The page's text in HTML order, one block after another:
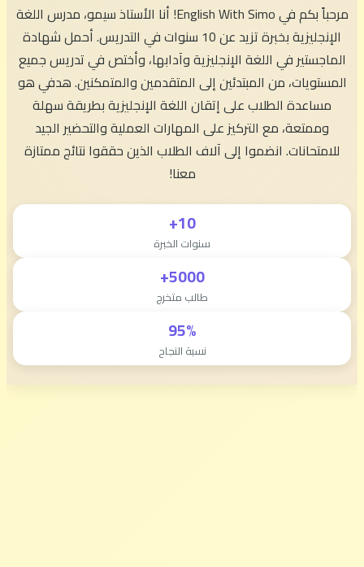
مرحباً بكم في English With Simo! أنا الأستاذ سيمو، مدرس اللغة
الإنجليزية بخبرة تزيد عن 10 سنوات في التدريس. أحمل شهادة
الماجستير في اللغة الإنجليزية وآدابها، وأختص في تدريس جميع
المستويات، من المبتدئين إلى المتقدمين والمتمكنين. هدفي هو
مساعدة الطلاب على إتقان اللغة الإنجليزية بطريقة سهلة
وممتعة، مع التركيز على المهارات العملية والتحضير الجيد
للامتحانات. انضموا إلى آلاف الطلاب الذين حققوا نتائج ممتازة
معنا!
10+
سنوات الخبرة
5000+
طالب متخرج
95%
نسبة النجاح